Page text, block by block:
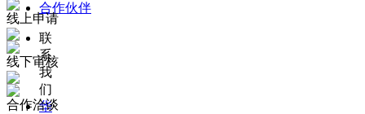
合作伙伴
联
系
我
们
华
线上申请
线下审核
合作洽谈